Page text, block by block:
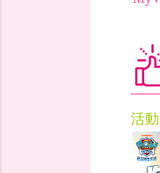
活動